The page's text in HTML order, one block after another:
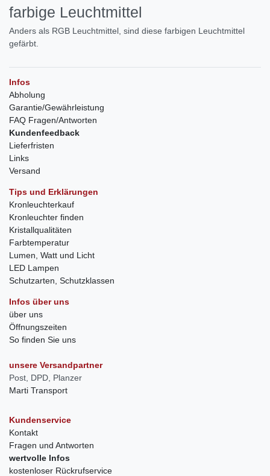
farbige Leuchtmittel
Anders als RGB Leuchtmittel, sind diese farbigen Leuchtmittel
gefärbt.
Infos
Abholung
Garantie/Gewährleistung
FAQ Fragen/Antworten
Kundenfeedback
Lieferfristen
Links
Versand
Tips und Erklärungen
Kronleuchterkauf
Kronleuchter finden
Kristallqualitäten
Farbtemperatur
Lumen, Watt und Licht
LED Lampen
Schutzarten, Schutzklassen
Infos über uns
über uns
Öffnungszeiten
So finden Sie uns
unsere Versandpartner
Post, DPD, Planzer
Marti Transport
Kundenservice
Kontakt
Fragen und Antworten
wertvolle Infos
kostenloser Rückrufservice